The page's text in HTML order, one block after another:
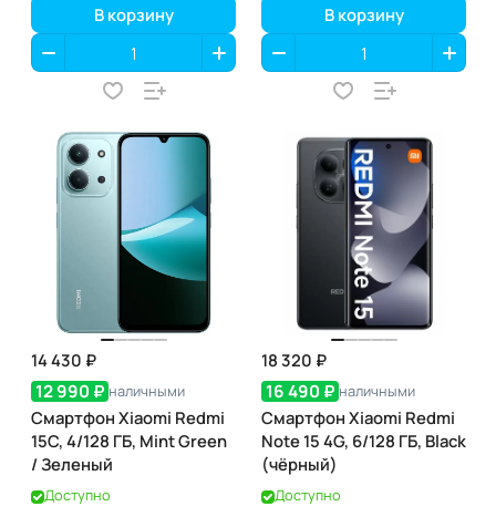
В корзину В корзину
14 430 ₽
12 990 ₽ наличными
Смартфон Xiaomi Redmi
15C, 4/128 ГБ, Mint Green
/ Зеленый
Доступно
18 320 ₽
16 490 ₽ наличными
Смартфон Xiaomi Redmi
Note 15 4G, 6/128 ГБ, Black
(чёрный)
Доступно